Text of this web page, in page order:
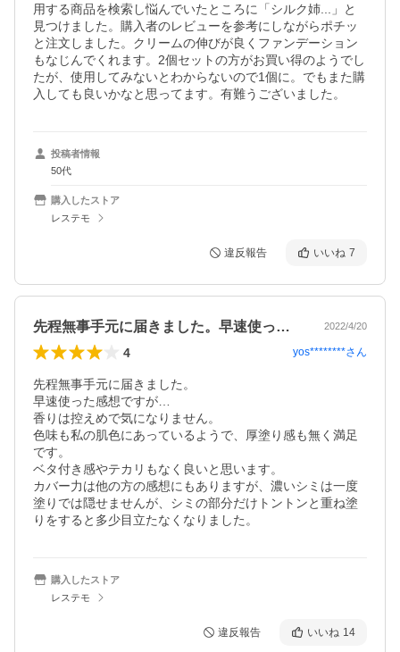
用する商品を検索し悩んでいたところに「シルク姉...」と
見つけました。購入者のレビューを参考にしながらポチッ
と注文しました。クリームの伸びが良くファンデーション
もなじんでくれます。2個セットの方がお買い得のようでし
たが、使用してみないとわからないので1個に。でもまた購
入しても良いかなと思ってます。有難うございました。
投稿者情報
50代
購入したストア
レステモ
違反報告 いいね 7
先程無事手元に届きました。早速使った感… 2022/4/20
4 yos********さん
先程無事手元に届きました。
早速使った感想ですが…
香りは控えめで気になりません。
色味も私の肌色にあっているようで、厚塗り感も無く満足
です。
ベタ付き感やテカリもなく良いと思います。
カバー力は他の方の感想にもありますが、濃いシミは一度
塗りでは隠せませんが、シミの部分だけトントンと重ね塗
購入したストア
レステモ
違反報告 いいね 14